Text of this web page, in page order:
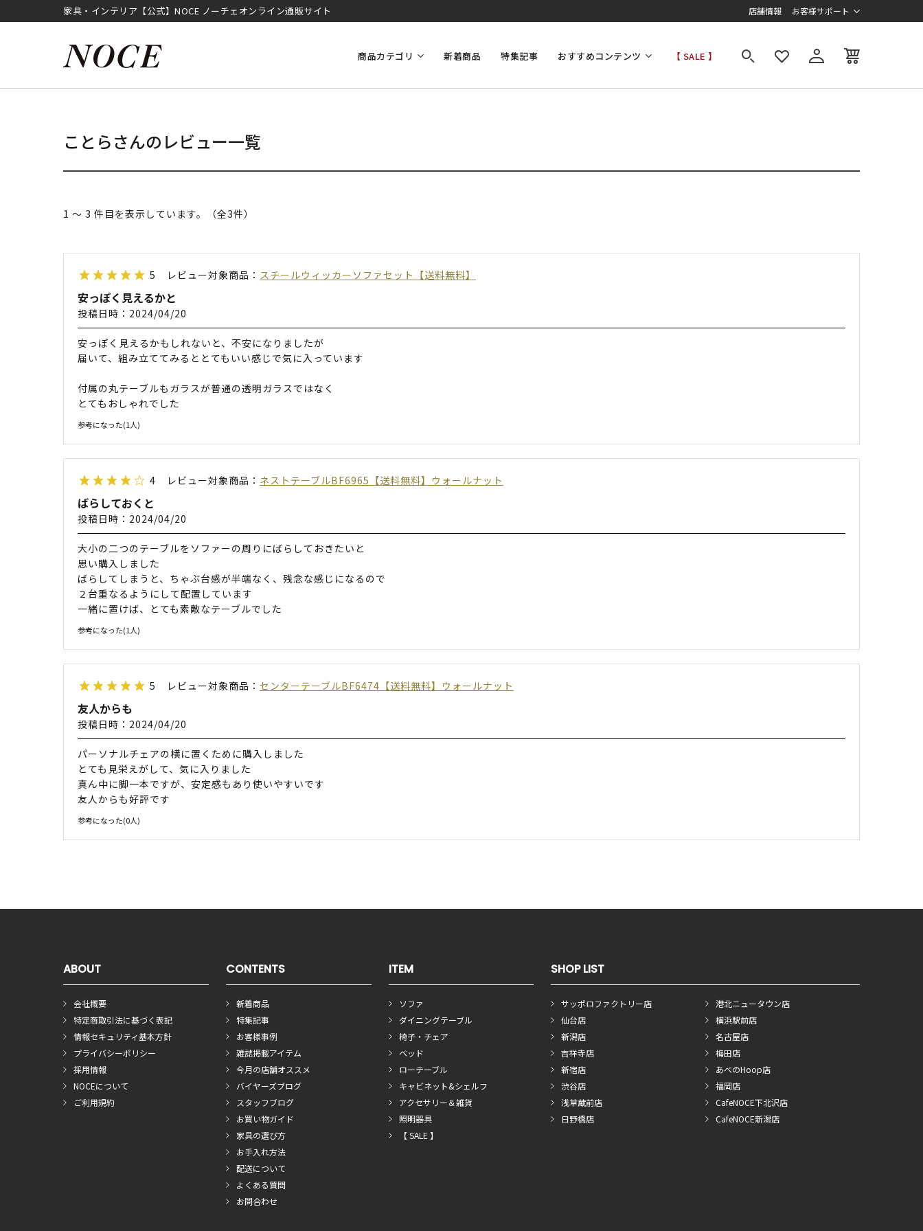
家具・インテリア【公式】NOCE ノーチェオンライン通販サイト 店舗情報 お客様サポート
商品カテゴリ 新着商品 特集記事 おすすめコンテンツ 【 SALE 】
ことらさんのレビュー一覧
1 ～ 3 件目を表示しています。（全3件）
5 レビュー対象商品： スチールウィッカーソファセット【送料無料】
安っぽく見えるかと
投稿日時：2024/04/20
安っぽく見えるかもしれないと、不安になりましたが
届いて、組み立ててみるととてもいい感じで気に入っています
付属の丸テーブルもガラスが普通の透明ガラスではなく
とてもおしゃれでした
参考になった(1 人)
4 レビュー対象商品： ネストテーブルBF6965【送料無料】ウォールナット
ばらしておくと
投稿日時：2024/04/20
大小の二つのテーブルをソファーの周りにばらしておきたいと
思い購入しました
ばらしてしまうと、ちゃぶ台感が半端なく、残念な感じになるので
２台重なるようにして配置しています
一緒に置けば、とても素敵なテーブルでした
参考になった(1 人)
5 レビュー対象商品： センターテーブルBF6474【送料無料】ウォールナット
友人からも
投稿日時：2024/04/20
パーソナルチェアの横に置くために購入しました
とても見栄えがして、気に入りました
真ん中に脚一本ですが、安定感もあり使いやすいです
友人からも好評です
参考になった(0人)
ABOUT
会社概要
特定商取引法に基づく表記
情報セキュリティ基本方針
プライバシーポリシー
採用情報
NOCEについて
ご利用規約
CONTENTS
新着商品
特集記事
お客様事例
雑誌掲載アイテム
今月の店舗オススメ
バイヤーズブログ
スタッフブログ
お買い物ガイド
家具の選び方
お手入れ方法
配送について
よくある質問
お問合わせ
ITEM
ソファ
ダイニングテーブル
椅子・チェア
ベッド
ローテーブル
キャビネット&シェルフ
アクセサリー＆雑貨
照明器具
【 SALE 】
SHOP LIST
サッポロファクトリー店
仙台店
新潟店
吉祥寺店
新宿店
渋谷店
浅草蔵前店
日野橋店
港北ニュータウン店
横浜駅前店
名古屋店
梅田店
あべのHoop店
福岡店
CafeNOCE下北沢店
CafeNOCE新潟店